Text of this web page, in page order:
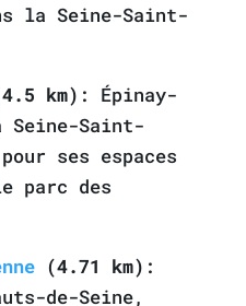
la Seine-Saint-
km) : Épinay-
Seine-Saint-
ses espaces
parc des
(4.71 km) :
de-Seine,